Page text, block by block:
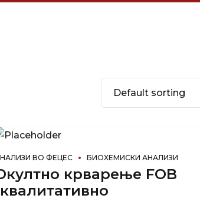
ВО ФЕЦЕС БИОХЕМИСКИ АНАЛИЗИ
крварење FOB